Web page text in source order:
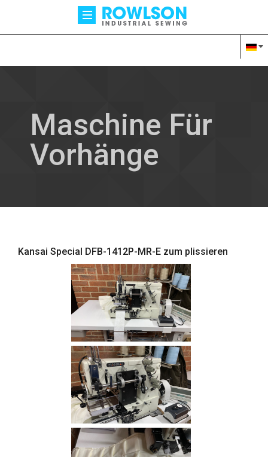
Maschine Für
Vorhänge
Kansai Special DFB-1412P-MR-E zum plissieren